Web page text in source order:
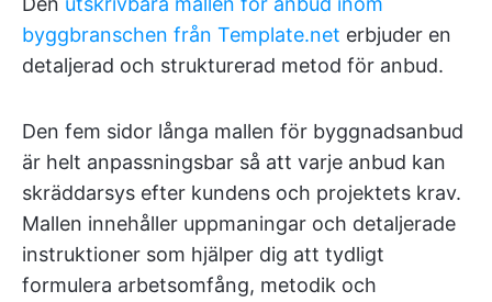
byggbranschen från Template.net erbjuder en
detaljerad och strukturerad metod för anbud.
Den fem sidor långa mallen för byggnadsanbud
är helt anpassningsbar så att varje anbud kan
skräddarsys efter kundens och projektets krav.
Mallen innehåller uppmaningar och detaljerade
instruktioner som hjälper dig att tydligt
formulera arbetsomfång, metodik och